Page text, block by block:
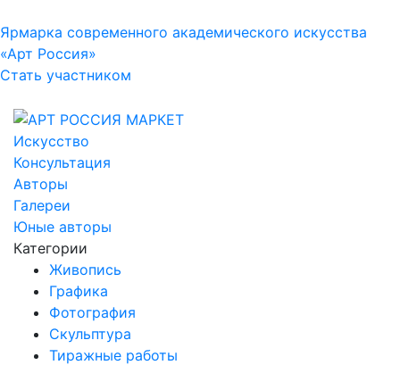
Ярмарка современного академического искусства
«Арт Россия»
Стать участником
Искусство
Консультация
Авторы
Галереи
Юные авторы
Категории
Живопись
Графика
Фотография
Скульптура
Тиражные работы